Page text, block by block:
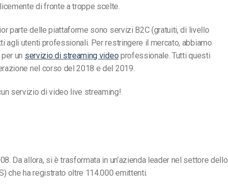
di fronte a troppe scelte.
parte delle piattaforme sono servizi B2C (gratuiti, di livello
agli utenti professionali. Per restringere il mercato, abbiamo
un servizio di streaming video professionale. Tutti questi
nel corso del 2018 e del 2019.
servizio di video live streaming!
Da allora, si è trasformata in un’azienda leader nel settore dello
che ha registrato oltre 114.000 emittenti.